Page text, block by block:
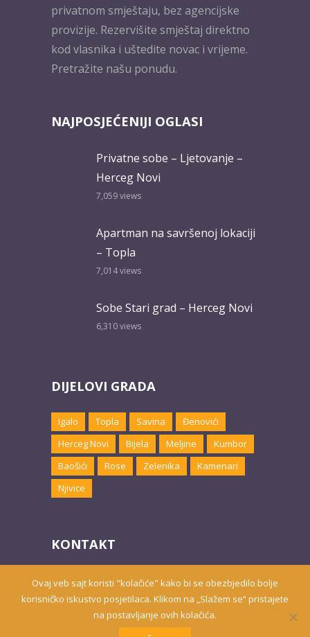
privatnom smještaju, bez agencijske
provizije. Rezervišite smještaj direktno
kod vlasnika i uštedite novac i vrijeme.
Pretražite našu ponudu.
NAJPOSJEĆENIJI OGLASI
Privatne sobe – Ljetovanje –
Herceg Novi
7,059views
Apartman na savršenoj lokaciji
– Topla
7,014views
Sobe Stari grad – Herceg Novi
6,310views
DIJELOVI GRADA
Igalo Topla Savina
Đenovići
Herceg Novi
Bijela Meljine
Kumbor
Baošići
Rose Zelenika
Kamenari
Njivice
KONTAKT
Email:marketing@hnsmjestaj.com
Ovaj veb sajt koristi "kolačiće" kako bi se obezbjedilo bolje
korisničko iskustvo posjetilaca. Klikom na „Slažem se“ pristajete
na postavljanje ovih kolačića.